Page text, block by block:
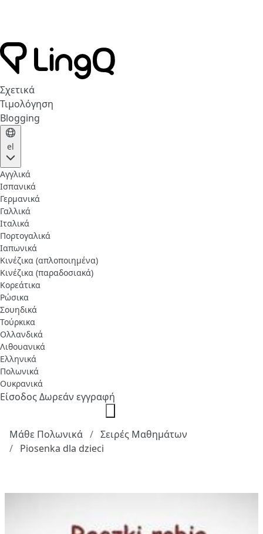
Σχετικά
Τιμολόγηση
Blogging
el
Αγγλικά
Ισπανικά
Γερμανικά
Γαλλικά
Ιταλικά
Πορτογαλικά
Ιαπωνικά
Κινέζικα (απλοποιημένα)
Κινέζικα (παραδοσιακά)
Κορεάτικα
Ρώσικα
Σουηδικά
Τούρκικα
Ολλανδικά
Λιθουανικά
Ελληνικά
Πολωνικά
Ουκρανικά
ΕίσοδοςΔωρεάν εγγραφή
Μάθε Πολωνικά
Σειρές Μαθημάτων
Piosenka dla dzieci